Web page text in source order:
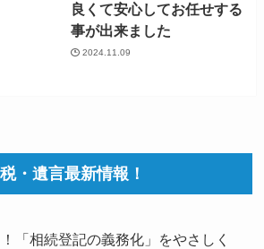
良くて安心してお任せする
事が出来ました
2024.11.09
・遺言最新情報！
「相続登記の義務化」をやさしく